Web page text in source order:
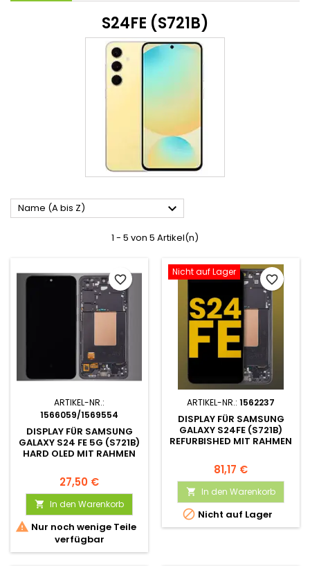
S24FE (S721B)
Name (A bis Z) 
1 - 5 von 5 Artikel(n)
ARTIKEL-NR.:
1566059/1569554
DISPLAY FÜR SAMSUNG
GALAXY S24 FE 5G (S721B)
HARD OLED MIT RAHMEN
27,50 €
 In den Warenkorb
 Nur noch wenige Teile
verfügbar
favorite_border
Nicht auf Lager
ARTIKEL-NR.: 1562237
DISPLAY FÜR SAMSUNG
GALAXY S24FE (S721B)
REFURBISHED MIT RAHMEN
81,17 €
 In den Warenkorb
 Nicht auf Lager
favorite_border